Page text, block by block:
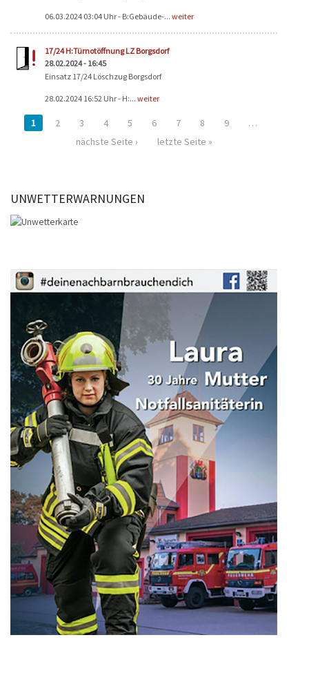
06.03.2024 03:04 Uhr - B:Gebäude-... weiter
17/24 H:Türnotöffnung LZ Borgsdorf
28.02.2024 - 16:45
Einsatz 17/24 Löschzug Borgsdorf
28.02.2024 16:52 Uhr - H:... weiter
1 2 3 4 5 6 7 8 9
…
nächste Seite ›
letzte Seite »
UNWETTERWARNUNGEN